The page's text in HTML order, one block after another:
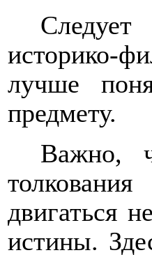
Следует
историко-
лучше
предмету.
Важно,
двигаться
истины.